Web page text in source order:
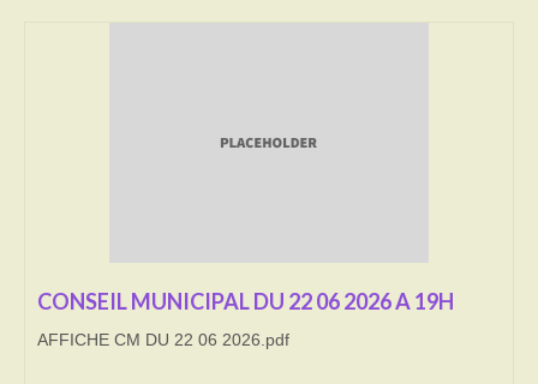
DECHETS VERTS
CONSEIL MUNICIPAL DU 22 06 2026 A 19H
AFFICHE CM DU 22 06 2026.pdf